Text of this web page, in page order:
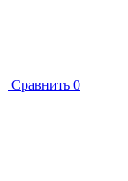
Сравнить 0